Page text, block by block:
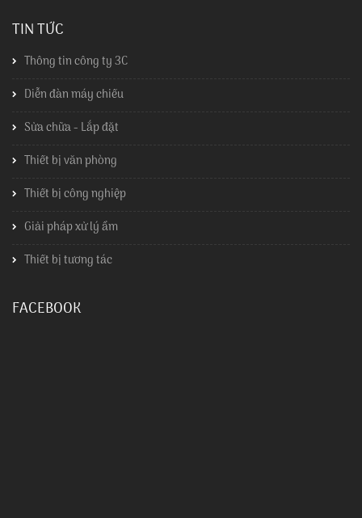
TIN TỨC
Thông tin công ty 3C
Diễn đàn máy chiếu
Sửa chữa - Lắp đặt
Thiết bị văn phòng
Thiết bị công nghiệp
Giải pháp xử lý ẩm
Thiết bị tương tác
FACEBOOK